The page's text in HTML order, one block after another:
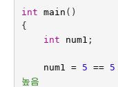
int main ()
{
int
num1 ;
num1 = 5 == 5
높음